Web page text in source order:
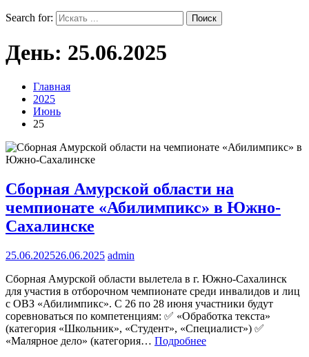
Search for:
День: 25.06.2025
Главная
2025
Июнь
25
Сборная Амурской области на
чемпионате «Абилимпикс» в Южно-
Сахалинске
25.06.202526.06.2025 admin
Сборная Амурской области вылетела в г. Южно-Сахалинск
для участия в отборочном чемпионате среди инвалидов и лиц
с ОВЗ «Абилимпикс». С 26 по 28 июня участники будут
соревноваться по компетенциям: ✅ «Обработка текста»
(категория «Школьник», «Студент», «Специалист») ✅
«Малярное дело» (категория… Подробнее